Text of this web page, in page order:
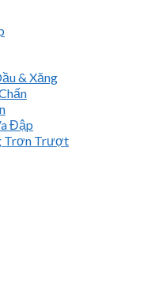
& Xăng
Đập
Trơn Trượt